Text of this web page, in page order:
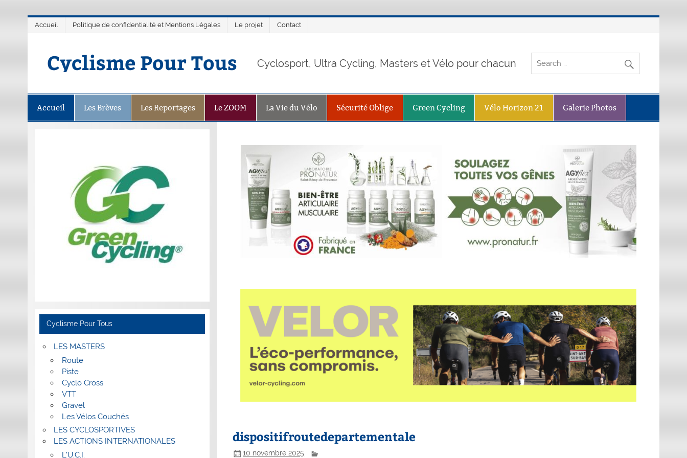
Accueil Politique de confidentialité et Mentions Légales Le projet Contact
Cyclisme Pour Tous Cyclosport, Ultra Cycling, Masters et Vélo pour chacun
Accueil Les Brèves Les Reportages Le ZOOM La Vie du Vélo Sécurité Oblige Green Cycling Vélo Horizon 21 Galerie Photos
dispositifroutedepartementale
10 novembre 2025
Cyclisme Pour Tous
LES MASTERS
Route
Piste
Cyclo Cross
VTT
Gravel
Les Vélos Couchés
LES CYCLOSPORTIVES
LES ACTIONS INTERNATIONALES
L’U.C.I.